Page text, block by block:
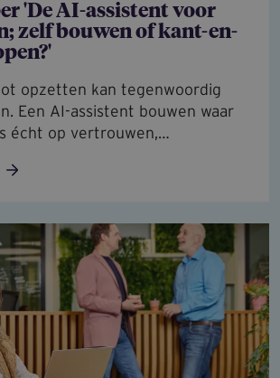
'De AI-assistent voor
zelf bouwen of kant-en-
opzetten kan tegenwoordig
Een AI-assistent bouwen waar
écht op vertrouwen,…